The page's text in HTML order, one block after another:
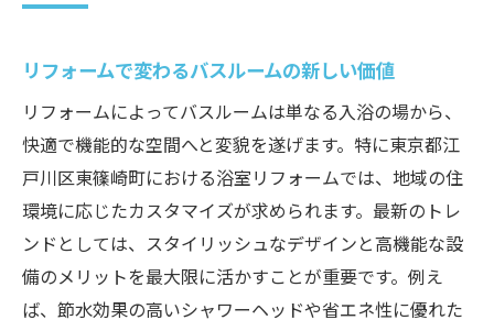
未来を見据えた耐久性とメンテナンスの重
要性
東篠崎町のバスルームデザイン最新トレンド
トレンドカラーを取り入れたモダンなデザ
イン
人気の高い素材とその特徴
スペースに応じたデザインの工夫
スマートホーム技術を使った浴室
リフォームで変わるバスルームの新しい価値
リフォームによってバスルームは単なる入浴の場から、
快適で機能的な空間へと変貌を遂げます。特に東京都江
戸川区東篠崎町における浴室リフォームでは、地域の住
環境に応じたカスタマイズが求められます。最新のトレ
ンドとしては、スタイリッシュなデザインと高機能な設
備のメリットを最大限に活かすことが重要です。例え
ば、節水効果の高いシャワーヘッドや省エネ性に優れた